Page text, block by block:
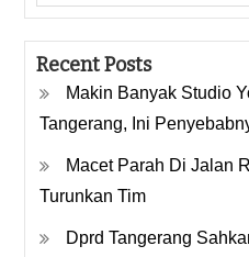
Recent Posts
Makin Banyak Studio
Tangerang, Ini
Macet Parah Di Jalan
Turunkan Tim
Dprd Tangerang